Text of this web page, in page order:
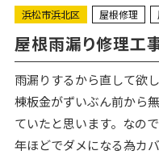
浜松市浜北区 屋根修理
屋根雨漏り修理工
雨漏りするから直して欲
棟板金がずいぶん前から
ていたと思います。なの
年ほどでダメになる為カ